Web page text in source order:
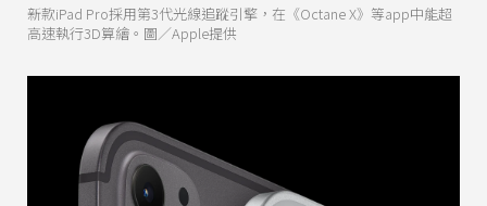
新款iPad Pro採用第3代光線追蹤引擎，在《Octane X》等app中能超
高速執行3D算繪。圖／Apple提供